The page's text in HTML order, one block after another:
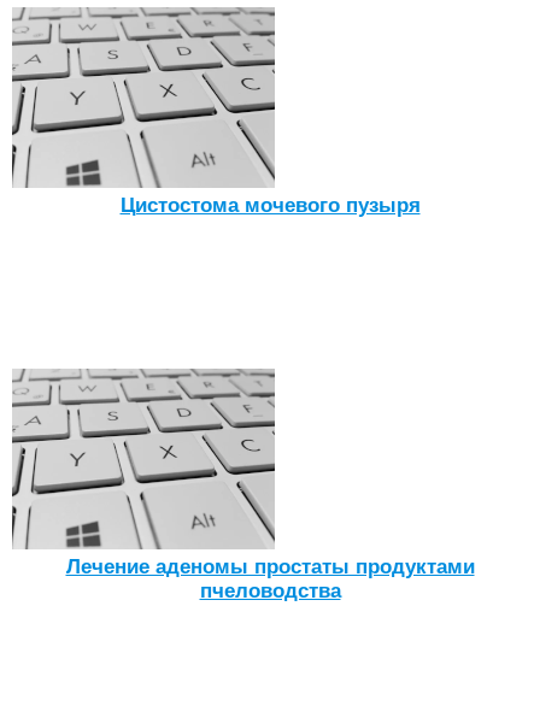
Цистостома мочевого пузыря
Лечение аденомы простаты продуктами
пчеловодства